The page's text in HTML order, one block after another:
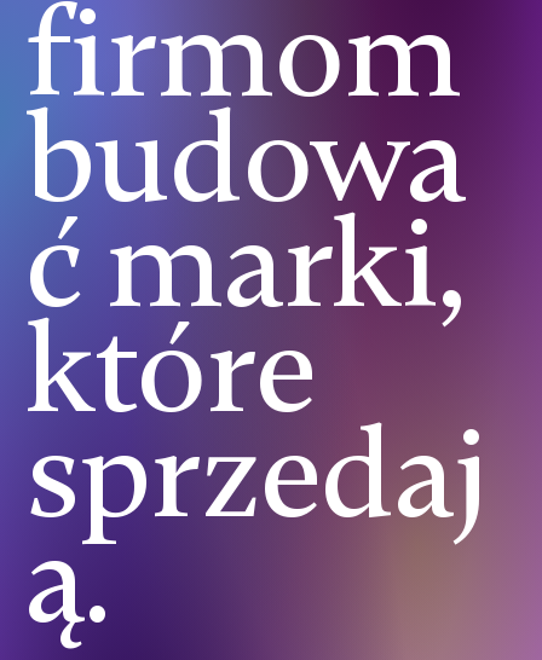
firmom
budowa
ć marki,
które
sprzedaj
ą.